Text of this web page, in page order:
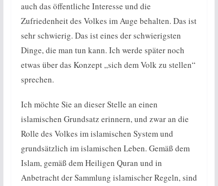
auch das öffentliche Interesse und die
Zufriedenheit des Volkes im Auge behalten. Das ist
sehr schwierig. Das ist eines der schwierigsten
Dinge, die man tun kann. Ich werde später noch
etwas über das Konzept „sich dem Volk zu stellen“
sprechen.
Ich möchte Sie an dieser Stelle an einen
islamischen Grundsatz erinnern, und zwar an die
Rolle des Volkes im islamischen System und
grundsätzlich im islamischen Leben. Gemäß dem
Islam, gemäß dem Heiligen Quran und in
Anbetracht der Sammlung islamischer Regeln, sind